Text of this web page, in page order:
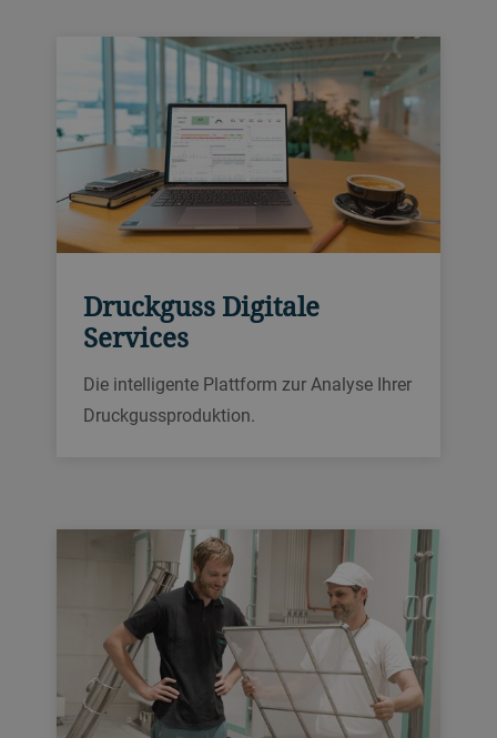
experts offers a unique opportunity to
improve plant efficiency.
Druckguss Digitale
Services
Die intelligente Plattform zur Analyse Ihrer
Druckgussproduktion.